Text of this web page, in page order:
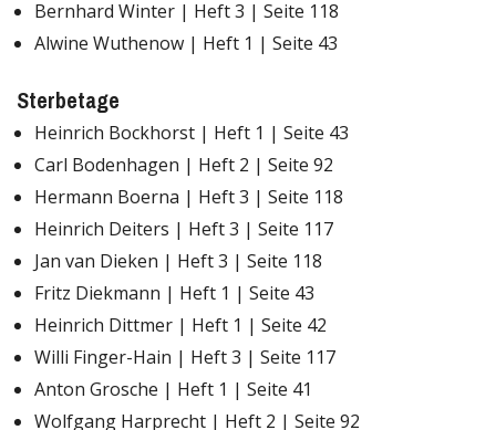
Bernhard Winter | Heft 3 | Seite 118
Alwine Wuthenow | Heft 1 | Seite 43
Sterbetage
Heinrich Bockhorst | Heft 1 | Seite 43
Carl Bodenhagen | Heft 2 | Seite 92
Hermann Boerna | Heft 3 | Seite 118
Heinrich Deiters | Heft 3 | Seite 117
Jan van Dieken | Heft 3 | Seite 118
Fritz Diekmann | Heft 1 | Seite 43
Heinrich Dittmer | Heft 1 | Seite 42
Willi Finger-Hain | Heft 3 | Seite 117
Anton Grosche | Heft 1 | Seite 41
Wolfgang Harprecht | Heft 2 | Seite 92